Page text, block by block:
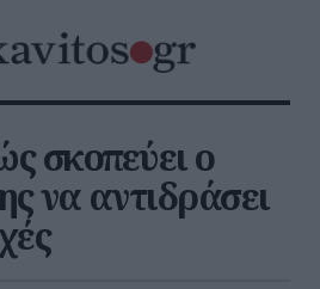
σκοπεύει ο
να αντιδράσει